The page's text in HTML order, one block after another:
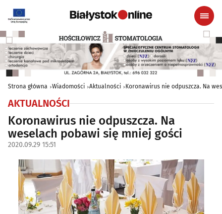
Strona główna Wiadomości Aktualności Koronawirus nie odpuszcza. Na
AKTUALNOŚCI
Koronawirus nie odpuszcza. Na
weselach pobawi się mniej gości
2020.09.29 15:51